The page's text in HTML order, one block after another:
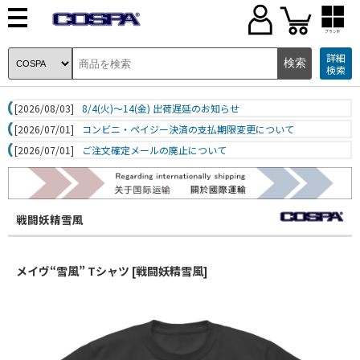
ブランド
詳細
検索
[2026/08/03]
8/4(火)～14(金) 出荷遅延のお知らせ
[2026/07/01]
コンビニ・ペイジー決済の支払期限変更について
[2026/07/01]
ご注文確定メールの廃止について
戦闘妖精雪風
メイヴ“雪風” Tシャツ [戦闘妖精雪風]